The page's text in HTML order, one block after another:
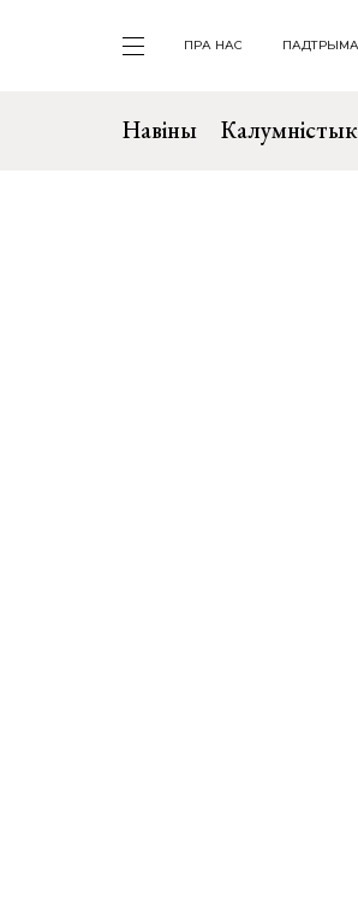
ПРА НАС
Навіны